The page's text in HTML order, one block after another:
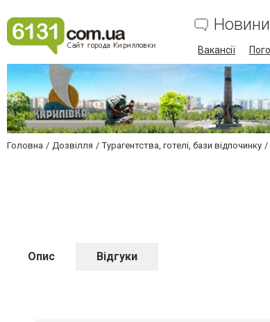
Новини
Вакансії
Головна Дозвілля Турагентства, готелі, бази відпочинку
Опис Відгуки